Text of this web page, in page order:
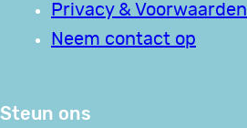
Privacy & Voorwaarden
Neem contact op
Steun ons